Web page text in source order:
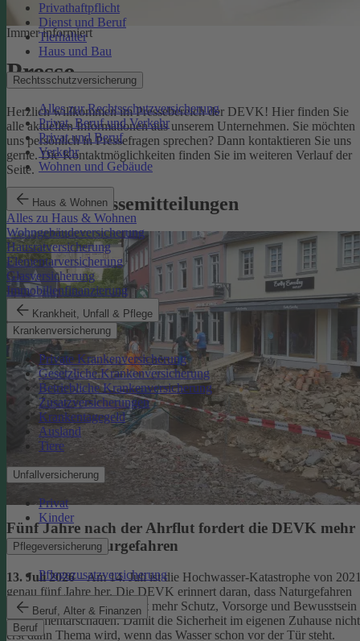
Privathaftpflicht
Dienst und Beruf
Tierhalter
Haus und Bau
Rechtsschutzversicherung
Alles zur Rechtsschutzversicherung
Privat, Beruf und Verkehr
Privat und Beruf
Verkehr
Wohnen und Gebäude
Haus & Wohnen
Alles zu Haus & Wohnen
Wohngebäudeversicherung
Hausratversicherung
Elementarversicherung
Glasversicherung
Immobilienfinanzierung
Krankheit, Unfall & Pflege
Krankenversicherung
Private Krankenversicherung
Gesetzliche Krankenversicherung
Betriebliche Krankenversicherung
Zusatzversicherungen
Krankentagegeld
Ausland
Tiere
Unfallversicherung
Privat
Kinder
Pflegeversicherung
Pflegezusatzversicherung
Beruf, Alter & Finanzen
Beruf
Immer informiert
Presse
Herzlich willkommen im Pressebereich der DEVK! Hier finden Sie
alle aktuellen Informationen aus unserem Unternehmen. Sie möchten
uns persönlich in Pressefragen sprechen? Dann kontaktieren Sie uns
gerne. Die Kontaktmöglichkeiten finden Sie im weiteren Verlauf der
Seite.
Aktuelle Pressemitteilungen
Fünf Jahre nach der Ahrflut fordert die DEVK mehr
Schutz vor Naturgefahren
13. Juli 2026– Am 14. Juli ist die Hochwasser-Katastrophe von
genau fünf Jahre her. Die DEVK erinnert daran, dass Naturgefahren
überall drohen – und fordert mehr Schutz, Vorsorge und Bewusstsein
für Elementarschäden. Damit die Sicherheit im eigenen Zuhause nicht
erst dann Thema wird, wenn das Wasser schon vor der Tür steht.